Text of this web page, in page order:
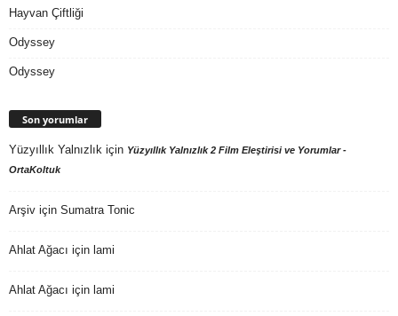
Hayvan Çiftliği
Odyssey
Odyssey
Son yorumlar
Yüzyıllık Yalnızlık için Yüzyıllık Yalnızlık 2 Film Eleştirisi ve Yorumlar -
OrtaKoltuk
Arşiv için Sumatra Tonic
Ahlat Ağacı için lami
Ahlat Ağacı için lami